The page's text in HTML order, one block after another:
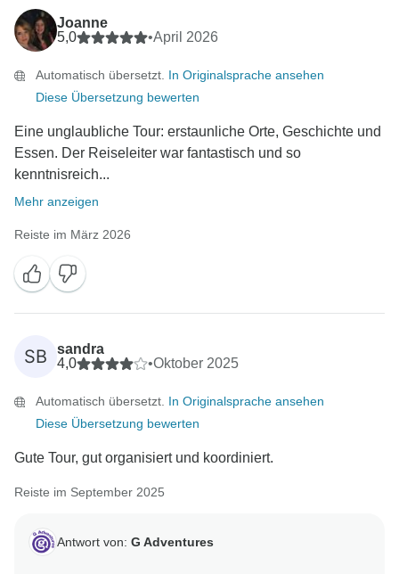
Joanne
5,0
•April 2026
Automatisch übersetzt. In Originalsprache ansehen
Diese Übersetzung bewerten
Eine unglaubliche Tour: erstaunliche Orte, Geschichte und
Essen. Der Reiseleiter war fantastisch und so
kenntnisreich...
Mehr anzeigen
Reiste im März 2026
SB
sandra
4,0
•Oktober 2025
Automatisch übersetzt. In Originalsprache ansehen
Diese Übersetzung bewerten
Gute Tour, gut organisiert und koordiniert.
Reiste im September 2025
Antwort von: G Adventures